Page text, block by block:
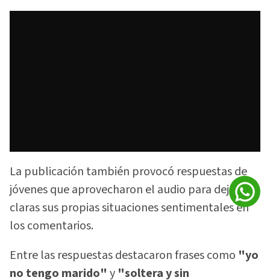
La publicación también provocó respuestas de
jóvenes que aprovecharon el audio para dejar
claras sus propias situaciones sentimentales en
los comentarios.
Entre las respuestas destacaron frases como "yo
no tengo marido" y "soltera y sin